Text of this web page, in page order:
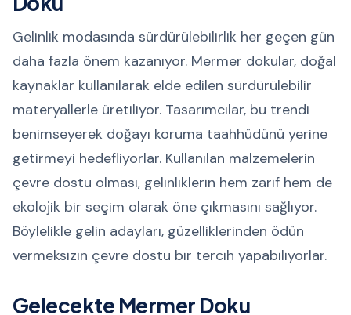
Gelinlik modasında sürdürülebilirlik her geçen gün
daha fazla önem kazanıyor. Mermer dokular, doğal
kaynaklar kullanılarak elde edilen sürdürülebilir
materyallerle üretiliyor. Tasarımcılar, bu trendi
benimseyerek doğayı koruma taahhüdünü yerine
getirmeyi hedefliyorlar. Kullanılan malzemelerin
çevre dostu olması, gelinliklerin hem zarif hem de
ekolojik bir seçim olarak öne çıkmasını sağlıyor.
Böylelikle gelin adayları, güzelliklerinden ödün
vermeksizin çevre dostu bir tercih yapabiliyorlar.
Gelecekte Mermer Doku